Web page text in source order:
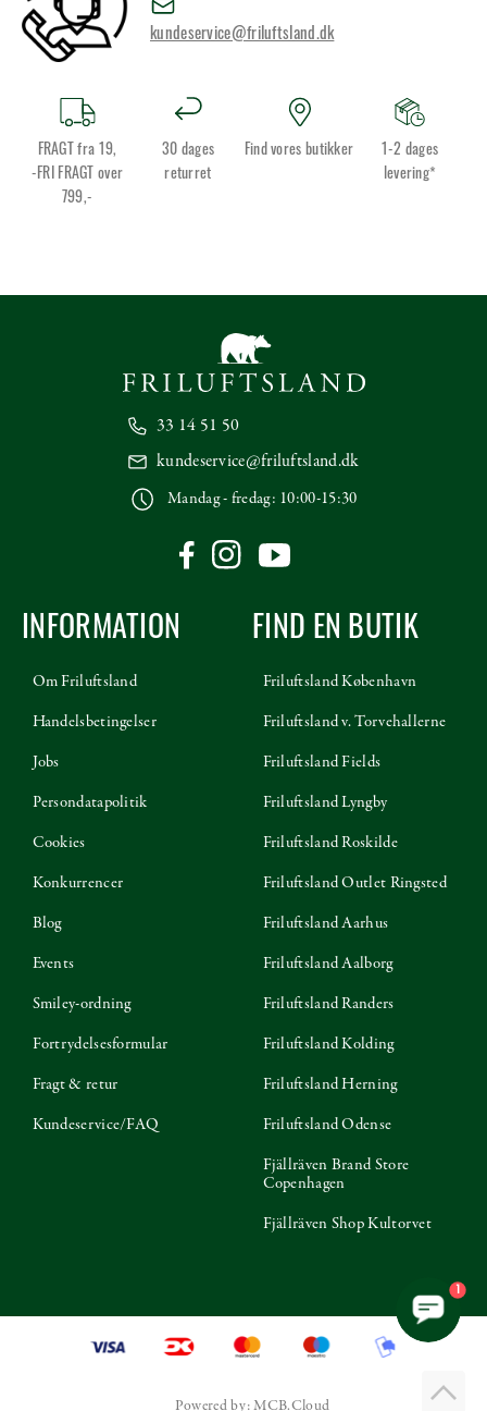
kundeservice@friluftsland.dk
FRAGT fra 19,
-FRI FRAGT over
799,-
30 dages
returret
Find vores butikker
1-2 dages
levering*
33 14 51 50
kundeservice@friluftsland.dk
Mandag - fredag: 10:00-15:30
INFORMATION
Om Friluftsland
Handelsbetingelser
Jobs
Persondatapolitik
Cookies
Konkurrencer
Blog
Events
Smiley-ordning
Fortrydelsesformular
Fragt & retur
Kundeservice/FAQ
FIND EN BUTIK
Friluftsland København
Friluftsland v. Torvehallerne
Friluftsland Fields
Friluftsland Lyngby
Friluftsland Roskilde
Friluftsland Outlet Ringsted
Friluftsland Aarhus
Friluftsland Aalborg
Friluftsland Randers
Friluftsland Kolding
Friluftsland Herning
Friluftsland Odense
Fjällräven Brand Store
Copenhagen
Fjällräven Shop Kultorvet
Powered by: MCB.Cloud
1